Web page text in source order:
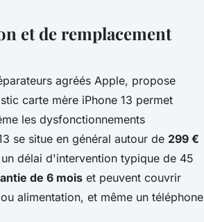
et de remplacement
agréés Apple, propose
carte mère iPhone 13 permet
les dysfonctionnements
se situe en général autour de 299 €
délai d'intervention typique de 45
de 6 mois et peuvent couvrir
alimentation, et même un téléphone